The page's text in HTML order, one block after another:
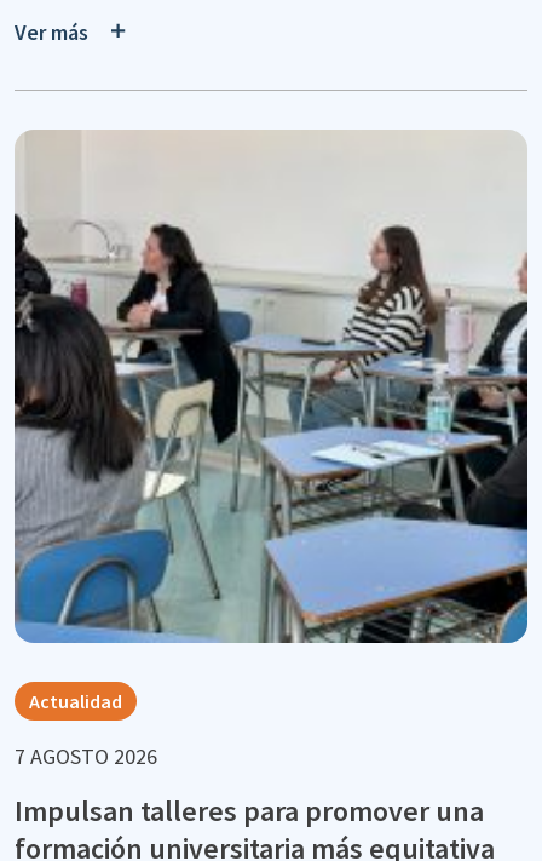
Ver más
Actualidad
7 AGOSTO 2026
Impulsan talleres para promover una
formación universitaria más equitativa